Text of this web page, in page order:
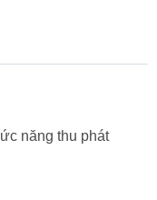
năng thu phát